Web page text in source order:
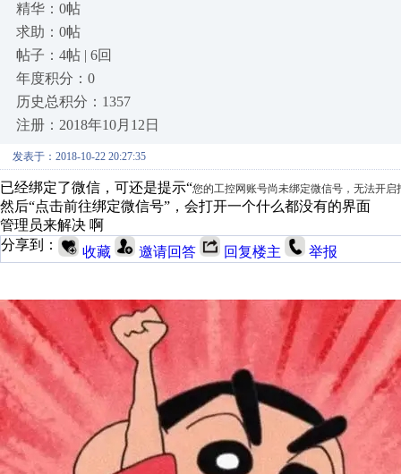
精华：0帖
求助：0帖
帖子：4帖 | 6回
年度积分：0
历史总积分：1357
注册：2018年10月12日
发表于：2018-10-22 20:27:35
已经绑定了微信，可还是提示“您的工控网账号尚未绑定微信号，无法开
然后“点击前往绑定微信号”，会打开一个什么都没有的界面
管理员来解决 啊
分享到：
收藏 邀请回答 回复楼主 举报